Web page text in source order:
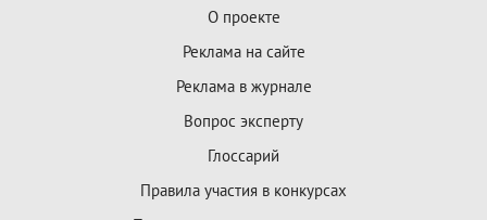
О проекте
Реклама на сайте
Реклама в журнале
Вопрос эксперту
Глоссарий
Правила участия в конкурсах